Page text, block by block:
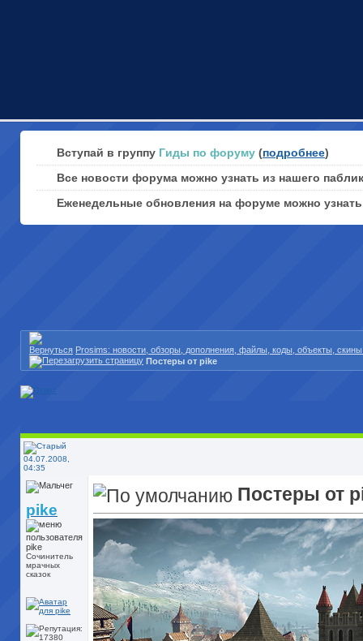
Вступай в группу Гиды по форуму (подробнее)
Все новости форума можно узнать из нашего
Еженедельные обновления на форуме можно
Prosims: новости, обзоры, дополнения, файлы, коды, объекты,
Постеры от pike
04.07.2008,
04:35
pike
Сочинитель
мрачных
сказок
Постеры от